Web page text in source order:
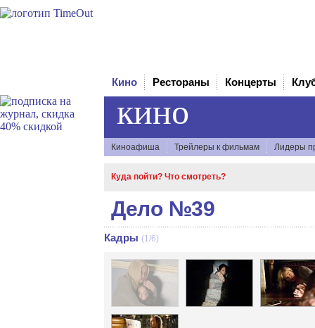
Кино Рестораны Концерты
кино
Киноафиша Трейлеры к фильмам Лидеры
Куда пойти? Что смотреть?
Дело №39
Кадры (1/6)